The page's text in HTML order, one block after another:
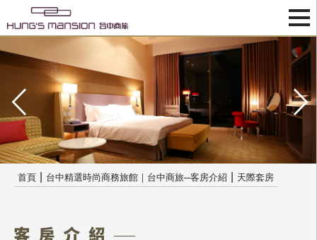
首頁 台中精選時尚商務旅館｜台中商旅─客房介紹 天際套房